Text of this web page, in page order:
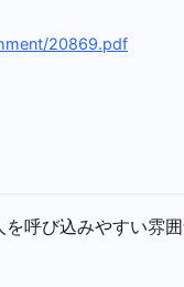
20869.pdf
呼び込みやすい雰